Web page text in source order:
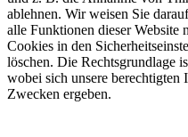
ablehnen. Wir weisen Sie
alle Funktionen dieser Website
Cookies in den
löschen. Die Rechtsgrundlage
wobei sich unsere berechtigten
Zwecken ergeben.